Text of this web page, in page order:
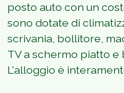
posto auto con un
sono dotate di
scrivania, bollitore,
TV a schermo piatto
L'alloggio è